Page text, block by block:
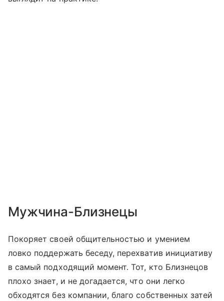
Мужчина-Близнецы
Покоряет своей общительностью и умением
ловко поддержать беседу, перехватив инициативу
в самый подходящий момент. Тот, кто Близнецов
плохо знает, и не догадается, что они легко
обходятся без компании, благо собственных затей